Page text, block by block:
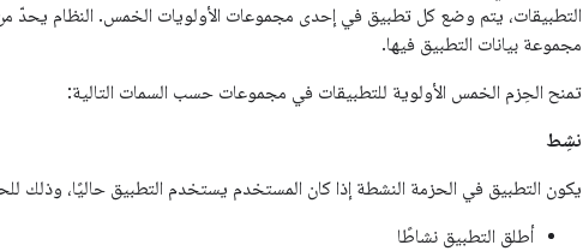
التطبيقات، يتم وضع كل تطبيق في إحدى مجموعات الأولويات الخمس. النظام يحدّ من
مجموعة بيانات التطبيق فيها.
تمنح الحِزم الخمس الأولوية للتطبيقات في مجموعات حسب السمات التالية:
نشِط
يكون التطبيق في الحزمة النشطة إذا كان المستخدم يستخدم التطبيق حاليًا، وذلك
أطلق التطبيق نشاطًا